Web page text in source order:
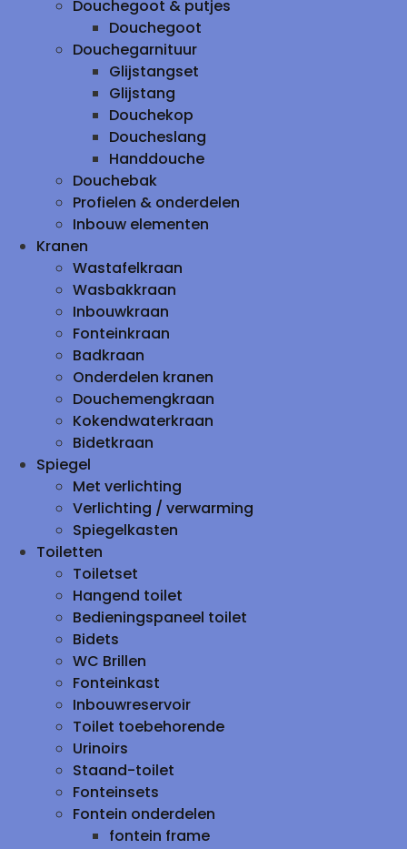
Douchegoot & putjes
Douchegoot
Douchegarnituur
Glijstangset
Glijstang
Douchekop
Doucheslang
Handdouche
Douchebak
Profielen & onderdelen
Inbouw elementen
Kranen
Wastafelkraan
Wasbakkraan
Inbouwkraan
Fonteinkraan
Badkraan
Onderdelen kranen
Douchemengkraan
Kokendwaterkraan
Bidetkraan
Spiegel
Met verlichting
Verlichting / verwarming
Spiegelkasten
Toiletten
Toiletset
Hangend toilet
Bedieningspaneel toilet
Bidets
WC Brillen
Fonteinkast
Inbouwreservoir
Toilet toebehorende
Urinoirs
Staand-toilet
Fonteinsets
Fontein onderdelen
fontein frame